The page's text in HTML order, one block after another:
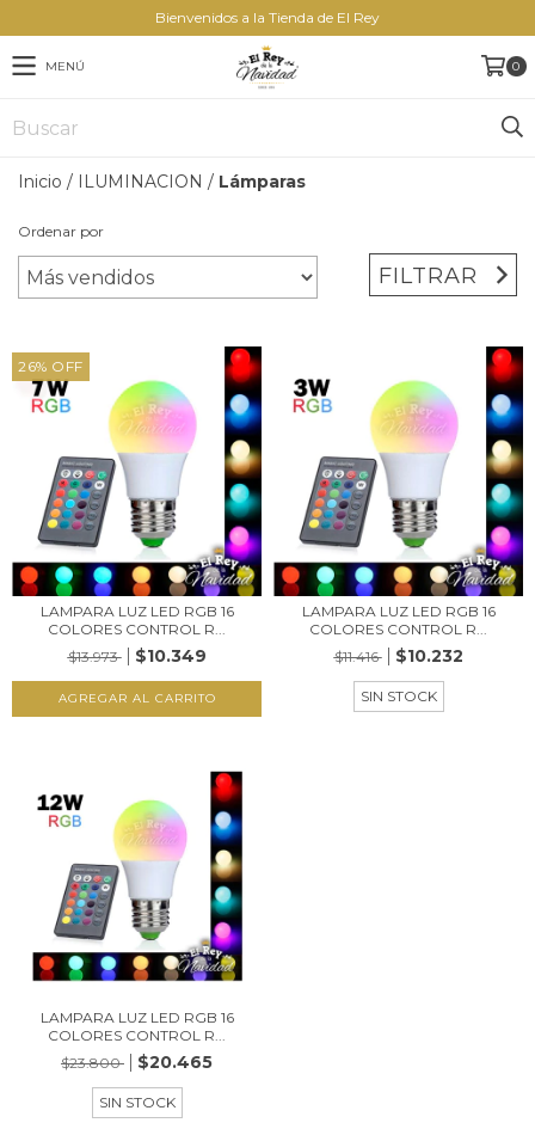
Bienvenidos a la Tienda de El Rey
MENÚ 0
Inicio / ILUMINACION / Lámparas
Ordenar por
FILTRAR
26% OFF
LAMPARA LUZ LED RGB 16
COLORES CONTROL R...
$13.973
$10.349
LAMPARA LUZ LED RGB 16
COLORES CONTROL R...
$11.416
$10.232
SIN STOCK
LAMPARA LUZ LED RGB 16
COLORES CONTROL R...
$23.800
$20.465
SIN STOCK